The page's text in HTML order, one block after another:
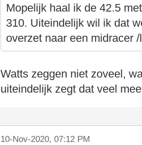
Mopelijk haal ik de 42.5
310. Uiteindelijk wil ik dat
overzet naar een midracer
Watts zeggen niet zoveel,
uiteindelijk zegt dat veel
10-Nov-2020, 07:12 PM